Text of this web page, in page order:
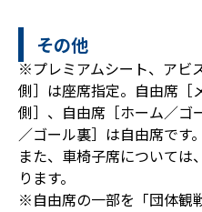
その他
※プレミアムシート、アビ
側］は座席指定。自由席［
側］、自由席［ホーム／ゴ
／ゴール裏］は自由席です。
また、車椅子席については
ります。
※自由席の一部を「団体観